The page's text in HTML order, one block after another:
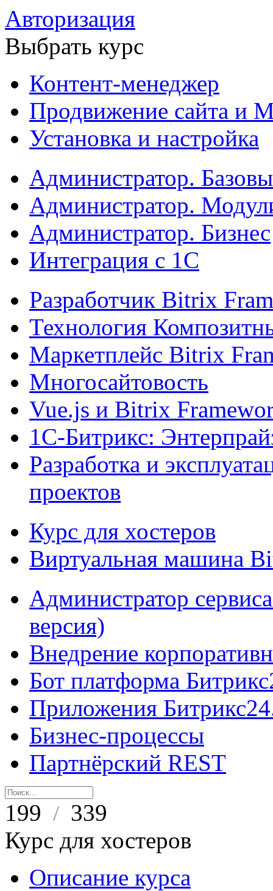
Авторизация
Выбрать курс
Контент-менеджер
Продвижение сайта и
Установка и настройка
Администратор.
Администратор.
Администратор. Бизнес
Интеграция с 1С
Разработчик Bitrix
Технология
Маркетплейс Bitrix
Многосайтовость
Vue.js и Bitrix
1С-Битрикс:
Разработка и
проектов
Курс для хостеров
Виртуальная машина
Администратор
версия)
Внедрение
Бот платформа
Приложения
Бизнес-процессы
Партнёрский REST
199 / 339
Курс для хостеров
Описание курса